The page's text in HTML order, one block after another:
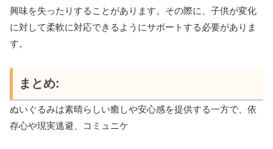
興味を失ったりすることがあります。その際に、子供が変化
に対して柔軟に対応できるようにサポートする必要がありま
す。
まとめ:
ぬいぐるみは素晴らしい癒しや安心感を提供する一方で、依
存心や現実逃避、コミュニケ